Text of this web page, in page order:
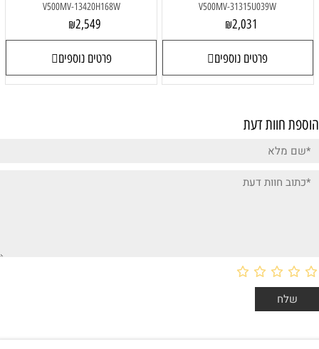
V500MV-31315U039W
₪2,031
פרטים נוספים
V500MV-13420H168W
₪2,549
פרטים נוספים
הוספת חוות דעת